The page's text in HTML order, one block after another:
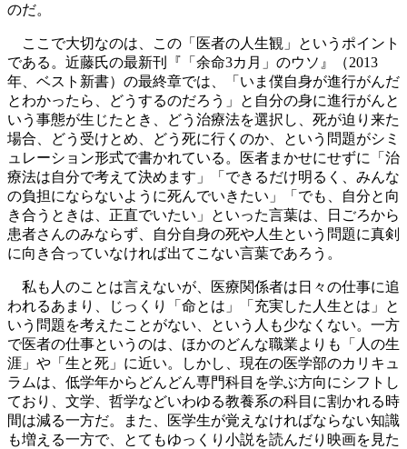
のだ。
ここで大切なのは、この「医者の人生観」というポイント
である。近藤氏の最新刊『「余命3カ月」のウソ』（2013
年、ベスト新書）の最終章では、「いま僕自身が進行がんだ
とわかったら、どうするのだろう」と自分の身に進行がんと
いう事態が生じたとき、どう治療法を選択し、死が迫り来た
場合、どう受けとめ、どう死に行くのか、という問題がシミ
ュレーション形式で書かれている。医者まかせにせずに「治
療法は自分で考えて決めます」「できるだけ明るく、みんな
の負担にならないように死んでいきたい」「でも、自分と向
き合うときは、正直でいたい」といった言葉は、日ごろから
患者さんのみならず、自分自身の死や人生という問題に真剣
に向き合っていなければ出てこない言葉であろう。
私も人のことは言えないが、医療関係者は日々の仕事に追
われるあまり、じっくり「命とは」「充実した人生とは」と
いう問題を考えたことがない、という人も少なくない。一方
で医者の仕事というのは、ほかのどんな職業よりも「人の生
涯」や「生と死」に近い。しかし、現在の医学部のカリキュ
ラムは、低学年からどんどん専門科目を学ぶ方向にシフトし
ており、文学、哲学などいわゆる教養系の科目に割かれる時
間は減る一方だ。また、医学生が覚えなければならない知識
も増える一方で、とてもゆっくり小説を読んだり映画を見た